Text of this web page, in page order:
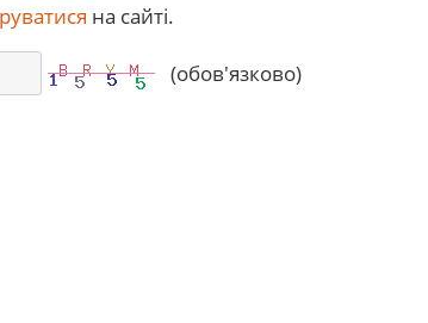
на сайті.
(обов'язково)